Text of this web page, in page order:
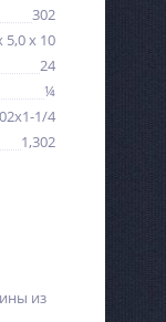
302
5,0 х 10
24
¼
1/4
1,302
из